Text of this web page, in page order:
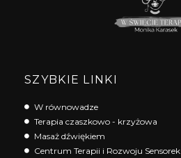
SZYBKIE LINKI
W równowadze
Terapia czaszkowo - krzyżowa
Masaż dźwiękiem
Centrum Terapii i Rozwoju Sensorek